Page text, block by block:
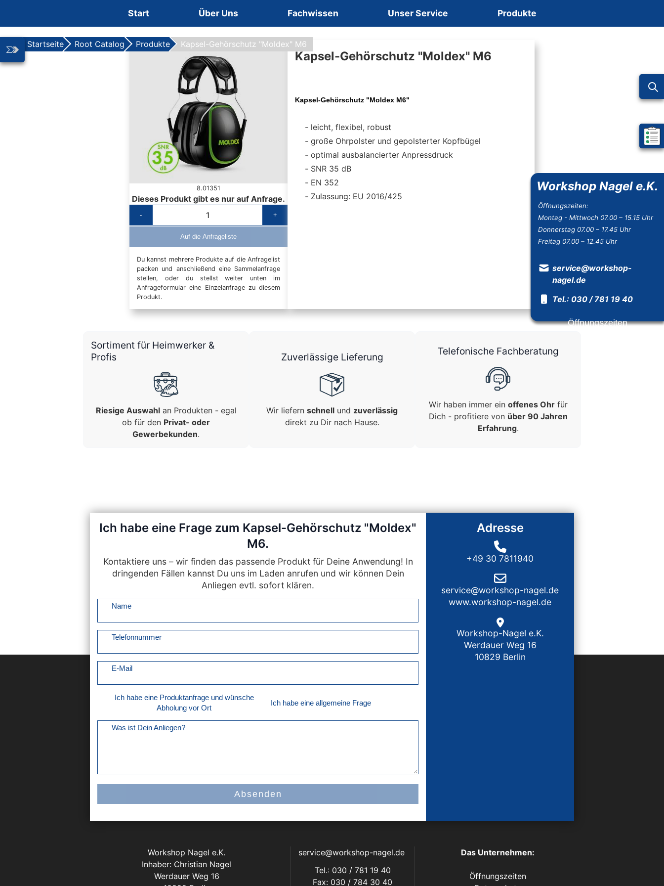
Start Über Uns Fachwissen Unser Service Produkte
Startseite Root Catalog Produkte Kapsel-Gehörschutz "Moldex" M6
Mein
Workshop Nagel e.K.
Öffnungszeiten:
Montag - Mittwoch 07.00 – 15.15 Uhr
Donnerstag 07.00 – 17.45 Uhr
Freitag 07.00 – 12.45 Uhr
service@workshop-
nagel.de
Tel.: 030 / 781 19 40
Öffnungszeiten
8.01351
Dieses Produkt gibt es nur auf Anfrage.
- +
Auf die Anfrageliste
Du kannst mehrere Produkte auf die Anfragelist
packen und anschließend eine Sammelanfrage
stellen, oder du stellst weiter unten im
Anfrageformular eine Einzelanfrage zu diesem
Produkt.
Kapsel-Gehörschutz "Moldex" M6
Kapsel-Gehörschutz "Moldex M6"
leicht, flexibel, robust
große Ohrpolster und gepolsterter Kopfbügel
optimal ausbalancierter Anpressdruck
SNR 35 dB
EN 352
Zulassung: EU 2016/425
Sortiment für Heimwerker &
Profis
Riesige Auswahlan Produkten - egal
ob für den Privat- oder
Gewerbekunden.
Zuverlässige Lieferung
Wir liefern schnell und zuverlässig
direkt zu Dir nach Hause.
Telefonische Fachberatung
Wir haben immer ein offenes Ohrfür
Dich - profitiere von über 90 Jahren
Erfahrung.
Ich habe eine Frage zum Kapsel-Gehörschutz "Moldex"
M6.
Kontaktiere uns – wir finden das passende Produkt für Deine Anwendung! In
dringenden Fällen kannst Du uns im Laden anrufen und wir können Dein
Anliegen evtl. sofort klären.
Name
Telefonnummer
E-Mail
Ich habe eine Produktanfrage und wünsche
Abholung vor Ort
Ich habe eine allgemeine Frage
Was ist Dein Anliegen?
Absenden
Adresse
+49 30 7811940
service@workshop-nagel.de
www.workshop-nagel.de
Workshop-Nagel e.K.
Werdauer Weg 16
10829 Berlin
Workshop Nagel e.K.
Inhaber: Christian Nagel
Werdauer Weg 16
service@workshop-nagel.de
Tel.: 030 / 781 19 40
Fax: 030 / 784 30 40
Das Unternehmen:
Öffnungszeiten